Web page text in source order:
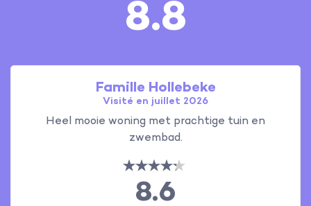
8.8
Famille Hollebeke
Visité en juillet 2026
Heel mooie woning met prachtige tuin en
zwembad.
8.6